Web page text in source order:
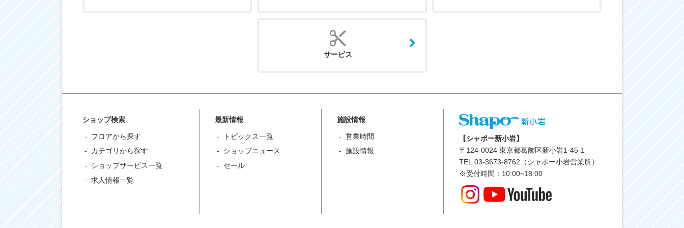
サービス
ショップ検索
フロアから探す
カテゴリから探す
ショップサービス一覧
求人情報一覧
最新情報
トピックス一覧
ショップニュース
セール
施設情報
営業時間
施設情報
【シャポー新小岩】
〒 124-0024 東京都葛飾区新小岩1-45-1
TEL:03-3673-8762（シャポー小岩営業所）
※受付時間：10:00~18:00